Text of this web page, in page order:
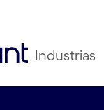
Industrias